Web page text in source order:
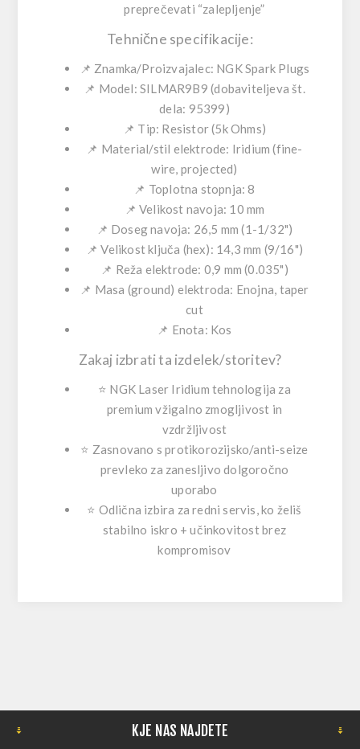
preprečevati “zalepljenje”
Tehnične specifikacije:
📌 Znamka/Proizvajalec: NGK Spark Plugs
📌 Model:SILMAR9B9 (dobaviteljeva št.
dela: 95399)
📌 Tip: Resistor(5k Ohms)
📌 Material/stil elektrode: Iridium (fine-
wire, projected)
📌 Toplotna stopnja:8
📌 Velikost navoja: 10 mm
📌 Doseg navoja: 26,5 mm (1-1/32")
📌 Velikost ključa (hex): 14,3 mm (9/16")
📌 Reža elektrode: 0,9 mm (0.035")
📌 Masa (ground) elektroda: Enojna, taper
cut
📌 Enota: Kos
Zakaj izbrati ta izdelek/storitev?
⭐ NGK Laser Iridium tehnologija za
premium vžigalno zmogljivost in
vzdržljivost
⭐ Zasnovano sprotikorozijsko/anti-seize
prevleko za zanesljivo dolgoročno
uporabo
⭐ Odlična izbira za redni servis, ko želiš
stabilno iskro + učinkovitostbrez
kompromisov
KJE NAS NAJDETE